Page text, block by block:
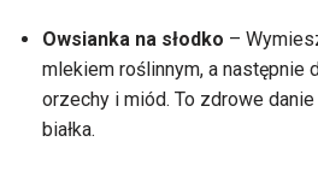
Owsianka na słodko –
mlekiem roślinnym, a następnie
orzechy i miód. To zdrowe
białka.